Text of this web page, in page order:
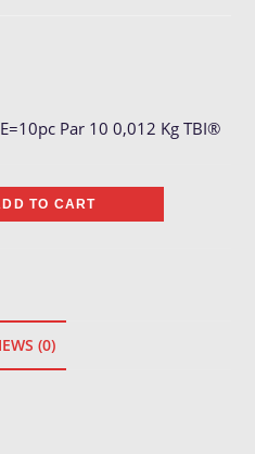
Par 10 0,012 Kg TBI®
TO CART
(0)